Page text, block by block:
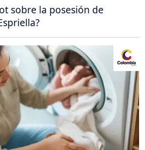
sobre la posesión de